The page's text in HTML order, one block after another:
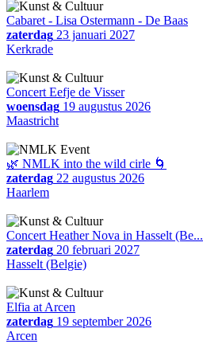
Cabaret - Lisa Ostermann - De Baas
zaterdag 23 januari 2027
Kerkrade
Concert Eefje de Visser
woensdag 19 augustus 2026
Maastricht
🌿 NMLK into the wild cirle 🌀
zaterdag 22 augustus 2026
Haarlem
Concert Heather Nova in Hasselt (Be...
zaterdag 20 februari 2027
Hasselt (Belgie)
Elfia at Arcen
zaterdag 19 september 2026
Arcen